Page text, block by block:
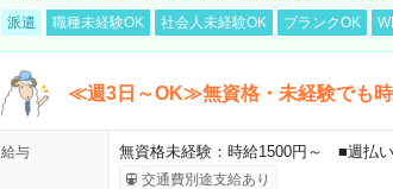
派遣 職種未経験OK 社会人未経験OK ブランクOK
≪週3日～OK≫無資格・未経験でも時
給与 無資格未経験：時給1500円～ ■週払
交通費別途支給あり